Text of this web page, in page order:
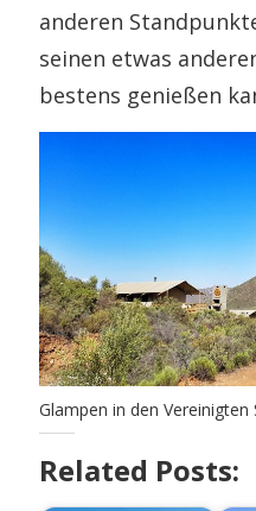
anderen
seinen etwas
bestens genießen
Glampen in den Vereinigten
Related Posts: